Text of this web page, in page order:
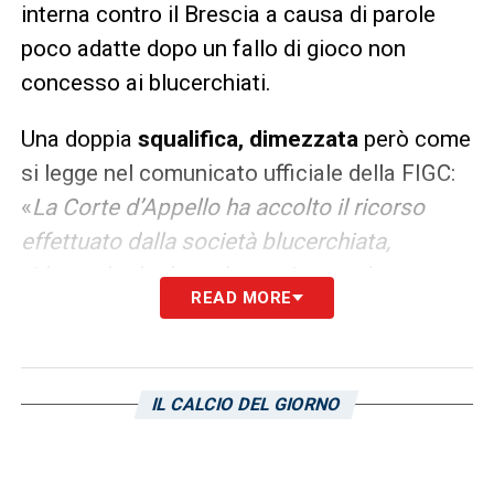
interna contro il Brescia a causa di parole
poco adatte dopo un fallo di gioco non
concesso ai blucerchiati.
Una doppia squalifica, dimezzataperò come
si legge nel comunicato ufficiale della FIGC:
«La Corte d’Appello ha accolto il ricorso
effettuato dalla società blucerchiata,
riducendo da due ad una giornata la
squalifica nelle gare di Tim Cup».
LA PLAYLIST DELLE NOSTRE TOP NEWS
READ MORE
IL CALCIO DEL GIORNO